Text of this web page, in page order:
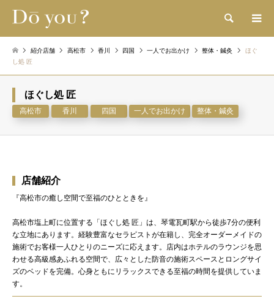
検索
紹介店舗 高松市 香川 四国 一人でお出かけ 整体・鍼灸
ほぐ
し処 匠
ほぐし処 匠
高松市 香川 四国 一人でお出かけ 整体・鍼灸
店舗紹介
『高松市の癒し空間で至福のひとときを』
高松市塩上町に位置する「ほぐし処 匠」は、琴電瓦町駅から徒歩7分の便利
な立地にあります。経験豊富なセラピストが在籍し、完全オーダーメイドの
施術でお客様一人ひとりのニーズに応えます。店内はホテルのラウンジを思
わせる高級感あふれる空間で、広々とした防音の施術スペースとロングサイ
ズのベッドを完備。心身ともにリラックスできる至福の時間を提供していま
す。